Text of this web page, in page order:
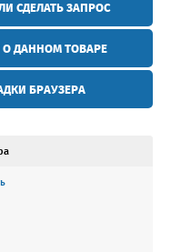
СДЕЛАТЬ ЗАПРОС
ДАННОМ ТОВАРЕ
БРАУЗЕРА